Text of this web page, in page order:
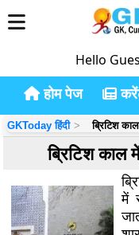
Hello
होम पेज
GKToday हिंदी ब्रिटिश
ब्रिटिश काल
में